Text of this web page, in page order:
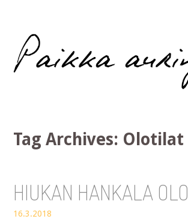
Paikka auringossa
Tag Archives: Olotilat
HIUKAN HANKALA OLO
16.3.2018